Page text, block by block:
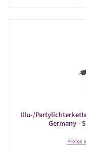
Illu-/
Germany -
Preise